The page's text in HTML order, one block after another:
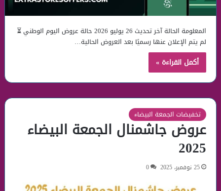
المعلومة الحالة آخر تحديث 26 يوليو 2026 حالة عروض اليوم الوطني ⏳
لم يتم الإعلان عنها رسميًا بعد العروض الحالية…
أكمل القراءة »
تخفيضات الجمعة البيضاء
عروض جاشمنال الجمعة البيضاء
2025
25 نوفمبر، 2025 0